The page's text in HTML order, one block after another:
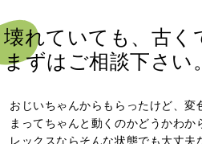
壊れていても、 古く
まずはご相談下さい。
おじいちゃんからもらったけど、
まってちゃんと動くのかどうかわ
レックスならそんな状態でも大丈夫